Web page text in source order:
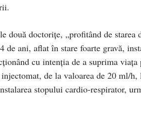
două doctoriţe, „profitând de starea
ani, aflat în stare foarte gravă,
cu intenţia de a suprima
de la valoarea de 20 ml/
stopului cardio-respirator,